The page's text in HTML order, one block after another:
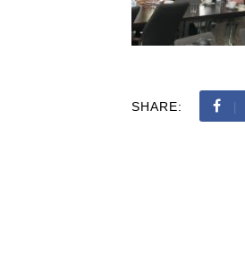
SHARE: